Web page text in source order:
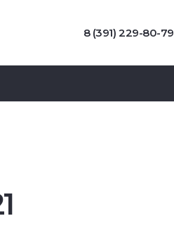
8 (391) 229-80-79